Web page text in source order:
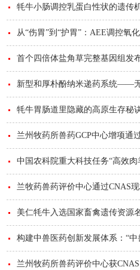
牦牛小肠调控乳蛋白性状的遗传
从“伤胃”到“护胃”：AEE调控氧
首个四倍体盐角草完整基因组发
新型和厚朴酚纳米递药系统——
牦牛胃肠道里隐藏的高原生存秘
兰州牧药所兽药GCP中心增项通
中国农科院重大科技任务“高效
兰牧药兽药评价中心通过CNAS
美仁牦牛入选国家畜禽遗传资源
构建中兽医药创新发展体系：“
兰州牧药所兽药评价中心获